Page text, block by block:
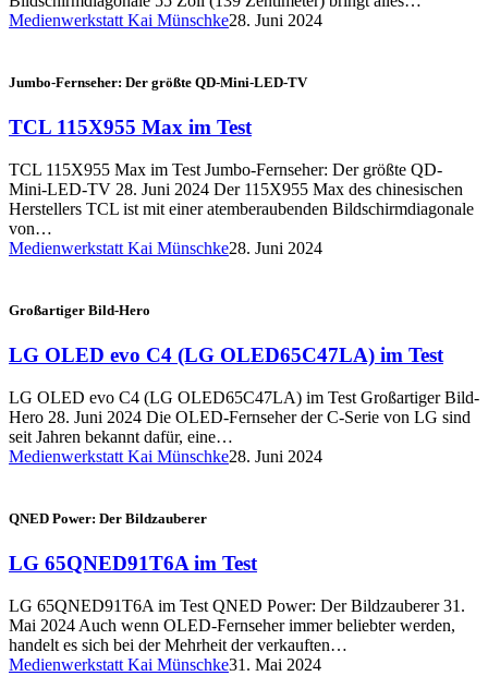
Medienwerkstatt Kai Münschke28. Juni 2024
Jumbo-Fernseher: Der größte QD-Mini-LED-TV
TCL 115X955 Max im Test
TCL 115X955 Max im Test Jumbo-Fernseher: Der größte QD-
Mini-LED-TV 28. Juni 2024 Der 115X955 Max des chinesischen
Herstellers TCL ist mit einer atemberaubenden Bildschirmdiagonale
von…
Medienwerkstatt Kai Münschke28. Juni 2024
Großartiger Bild-Hero
LG OLED evo C4 (LG OLED65C47LA) im Test
LG OLED evo C4 (LG OLED65C47LA) im Test Großartiger Bild-
Hero 28. Juni 2024 Die OLED-Fernseher der C-Serie von LG sind
seit Jahren bekannt dafür, eine…
Medienwerkstatt Kai Münschke28. Juni 2024
QNED Power: Der Bildzauberer
LG 65QNED91T6A im Test
LG 65QNED91T6A im Test QNED Power: Der Bildzauberer 31.
Mai 2024 Auch wenn OLED-Fernseher immer beliebter werden,
handelt es sich bei der Mehrheit der verkauften…
Medienwerkstatt Kai Münschke31. Mai 2024